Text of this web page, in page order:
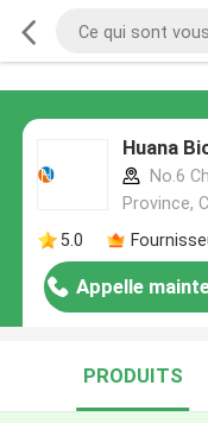
Huana
No.6
Province,
5.0
Appelle
PRODUITS